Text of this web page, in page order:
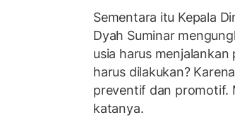
Sementara itu Kepala
Dyah Suminar
usia harus
harus dilakukan?
preventif dan promotif.
katanya.